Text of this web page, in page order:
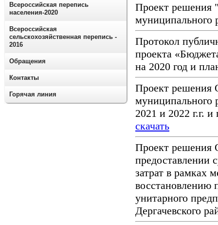
Проект решения
Протокол
проекта
на 2020 год и
Проект решения
муниципального
2021 и 2022 г.г.
скачать
Проект решения
предоставлении
затрат в рамках
восстановлению
унитарного
Дергачевского
Всероссийская перепись
населения-2020
Всероссийская
сельскохозяйственная перепись -
2016
Обращения
Контакты
Горячая линия